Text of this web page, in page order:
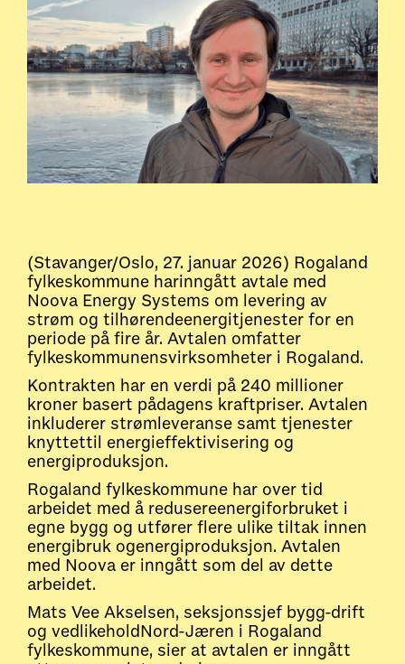
(Stavanger/Oslo, 27. januar 2026) Rogaland
fylkeskommune harinngått avtale med
Noova Energy Systems om levering av
strøm og tilhørendeenergitjenester for en
periode på fire år. Avtalen omfatter
fylkeskommunensvirksomheter i Rogaland.
Kontrakten har en verdi på 240 millioner
kroner basert pådagens kraftpriser. Avtalen
inkluderer strømleveranse samt tjenester
knyttettil energieffektivisering og
energiproduksjon.
Rogaland fylkeskommune har over tid
arbeidet med å redusereenergiforbruket i
egne bygg og utfører flere ulike tiltak innen
energibruk ogenergiproduksjon. Avtalen
med Noova er inngått som del av dette
arbeidet.
Mats Vee Akselsen, seksjonssjef bygg-drift
og vedlikeholdNord-Jæren i Rogaland
fylkeskommune, sier at avtalen er inngått